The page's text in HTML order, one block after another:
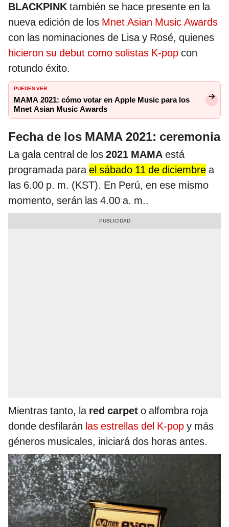
BLACKPINK también se hace presente en la
nueva edición de los Mnet Asian Music Awards
con las nominaciones de Lisa y Rosé, quienes
hicieron su debut como solistas K-pop con
rotundo éxito.
PUEDES VER
MAMA 2021: cómo votar en Apple Music para los
Mnet Asian Music Awards
Fecha de los MAMA 2021: ceremonia
La gala central de los 2021 MAMA está
programada parael sábado 11 de diciembre a
las 6.00 p. m. (KST). En Perú, en ese mismo
momento, serán las 4.00 a. m..
Mientras tanto, la red carpet o alfombra roja
donde desfilarán las estrellas del K-pop y más
géneros musicales, iniciará dos horas antes.